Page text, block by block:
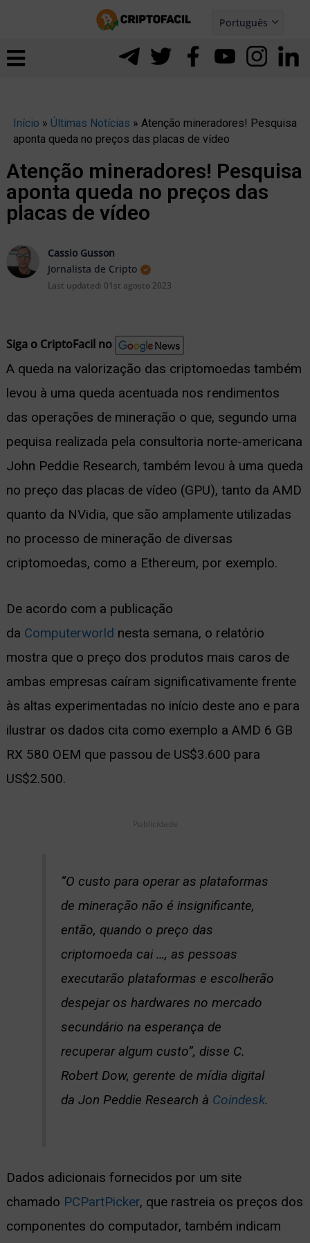
Português
Español
Início » Últimas Notícias » Atenção mineradores! Pesquisa
aponta queda no preços das placas de vídeo
Atenção mineradores! Pesquisa
aponta queda no preços das
placas de vídeo
Cassio Gusson
Jornalista de Cripto
Last updated: 01st agosto 2023
Siga o CriptoFacil no
A queda na valorização das criptomoedas também
levou à uma queda acentuada nos rendimentos
das operações de mineração o que, segundo uma
pequisa realizada pela consultoria norte-americana
John Peddie Research, também levou à uma queda
no preço das placas de vídeo (GPU), tanto da AMD
quanto da NVidia, que são amplamente utilizadas
no processo de mineração de diversas
criptomoedas, como a Ethereum, por exemplo.
De acordo com a publicação
da Computerworld nesta semana, o relatório
mostra que o preço dos produtos mais caros de
ambas empresas caíram significativamente frente
às altas experimentadas no início deste ano e para
ilustrar os dados cita como exemplo a AMD 6 GB
RX 580 OEM que passou de US$3.600 para
US$2.500.
Publicidade
“O custo para operar as plataformas
de mineração não é insignificante,
então, quando o preço das
criptomoeda cai …, as pessoas
executarão plataformas e escolherão
despejar os hardwares no mercado
secundário na esperança de
recuperar algum custo”, disse C.
Robert Dow, gerente de mídia digital
da Jon Peddie Research à Coindesk.
Dados adicionais fornecidos por um site
chamado PCPartPicker, que rastreia os preços dos
componentes do computador, também indicam